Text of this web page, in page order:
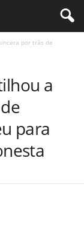
por trás de
a
para